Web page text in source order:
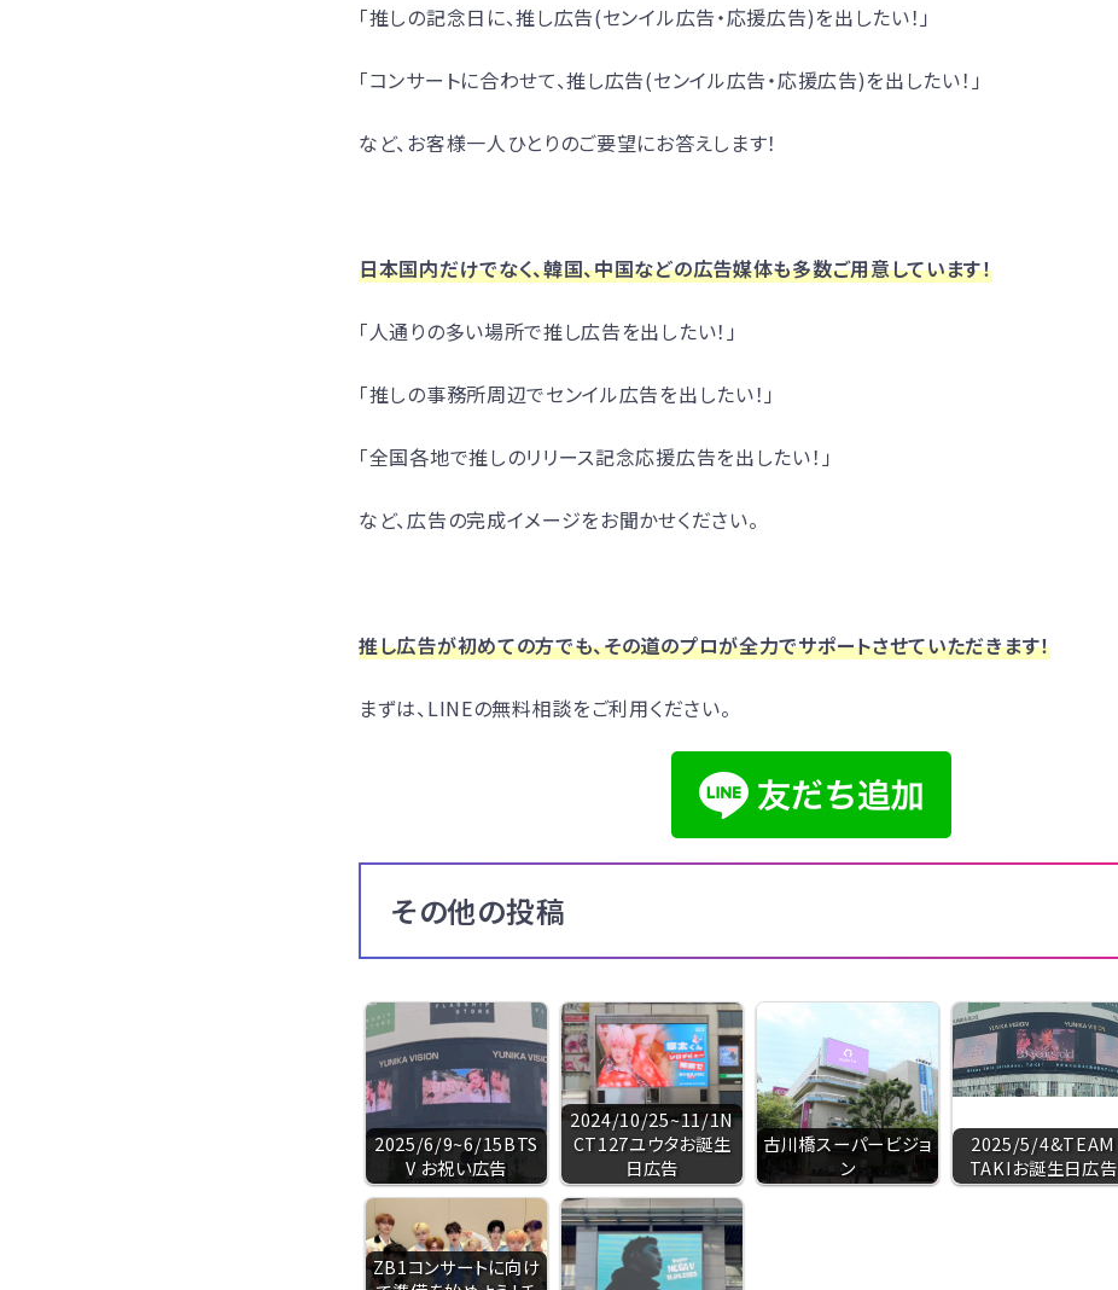
「推しの記念日に、推し広告(センイル広告・応援広告)を出したい！」
「コンサートに合わせて、推し広告(センイル広告・応援広告)を出したい！」
など、お客様一人ひとりのご要望にお答えします！
日本国内だけでなく、韓国、中国などの広告媒体も多数ご用意しています！
「人通りの多い場所で推し広告を出したい！」
「推しの事務所周辺でセンイル広告を出したい！」
「全国各地で推しのリリース記念応援広告を出したい！」
など、広告の完成イメージをお聞かせください。
推し広告が初めての方でも、その道のプロが全力でサポートさせていただきます！
まずは、LINEの無料相談をご利用ください。
その他の投稿
2025/6/9~6/15BTS
V お祝い広告
2024/10/25~11/1N
CT127ユウタお誕生
日広告
古川橋スーパービジョ
ン
2025/5/4&TEAM
TAKIお誕生日広告
ZB1コンサートに向け